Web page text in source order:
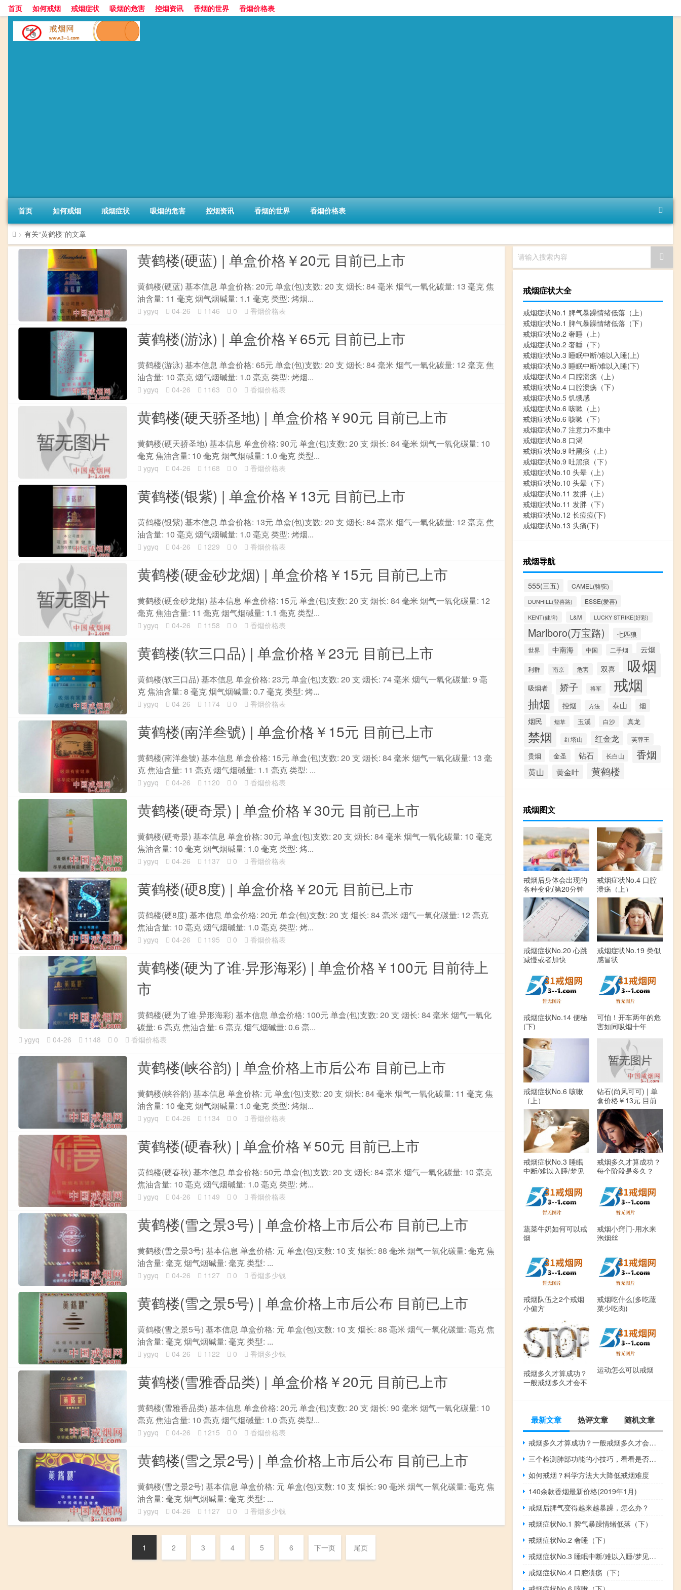
首页 如何戒烟 戒烟症状 吸烟的危害 控烟资讯 香烟的世界 香烟价格表
首页 如何戒烟 戒烟症状 吸烟的危害 控烟资讯 香烟的世界 香烟价格表
> 有关“黄鹤楼”的文章
黄鹤楼(硬蓝) | 单盒价格￥20元 目前已上市
黄鹤楼(硬蓝) 基本信息 单盒价格: 20元 单盒(包)支数: 20 支 烟长: 84 毫米 烟气一氧化碳量: 13 毫克 焦
油含量: 11 毫克 烟气烟碱量: 1.1 毫克 类型: 烤烟...
ygyq 04-26 1146 0 香烟价格表
黄鹤楼(游泳) | 单盒价格￥65元 目前已上市
黄鹤楼(游泳) 基本信息 单盒价格: 65元 单盒(包)支数: 20 支 烟长: 84 毫米 烟气一氧化碳量: 12 毫克 焦
油含量: 10 毫克 烟气烟碱量: 1.0 毫克 类型: 烤烟...
ygyq 04-26 1163 0 香烟价格表
黄鹤楼(硬天骄圣地) | 单盒价格￥90元 目前已上市
黄鹤楼(硬天骄圣地) 基本信息 单盒价格: 90元 单盒(包)支数: 20 支 烟长: 84 毫米 烟气一氧化碳量: 10
毫克 焦油含量: 10 毫克 烟气烟碱量: 1.0 毫克 类型...
ygyq 04-26 1168 0 香烟价格表
黄鹤楼(银紫) | 单盒价格￥13元 目前已上市
黄鹤楼(银紫) 基本信息 单盒价格: 13元 单盒(包)支数: 20 支 烟长: 84 毫米 烟气一氧化碳量: 12 毫克 焦
油含量: 10 毫克 烟气烟碱量: 1.0 毫克 类型: 烤烟...
ygyq 04-26 1229 0 香烟价格表
黄鹤楼(硬金砂龙烟) | 单盒价格￥15元 目前已上市
黄鹤楼(硬金砂龙烟) 基本信息 单盒价格: 15元 单盒(包)支数: 20 支 烟长: 84 毫米 烟气一氧化碳量: 12
毫克 焦油含量: 11 毫克 烟气烟碱量: 1.1 毫克 类型...
ygyq 04-26 1158 0 香烟价格表
黄鹤楼(软三口品) | 单盒价格￥23元 目前已上市
黄鹤楼(软三口品) 基本信息 单盒价格: 23元 单盒(包)支数: 20 支 烟长: 74 毫米 烟气一氧化碳量: 9 毫
克 焦油含量: 8 毫克 烟气烟碱量: 0.7 毫克 类型: 烤...
ygyq 04-26 1174 0 香烟价格表
黄鹤楼(南洋叁號) | 单盒价格￥15元 目前已上市
黄鹤楼(南洋叁號) 基本信息 单盒价格: 15元 单盒(包)支数: 20 支 烟长: 84 毫米 烟气一氧化碳量: 13 毫
克 焦油含量: 11 毫克 烟气烟碱量: 1.1 毫克 类型: ...
ygyq 04-26 1120 0 香烟价格表
黄鹤楼(硬奇景) | 单盒价格￥30元 目前已上市
黄鹤楼(硬奇景) 基本信息 单盒价格: 30元 单盒(包)支数: 20 支 烟长: 84 毫米 烟气一氧化碳量: 10 毫克
焦油含量: 10 毫克 烟气烟碱量: 1.0 毫克 类型: 烤...
ygyq 04-26 1137 0 香烟价格表
黄鹤楼(硬8度) | 单盒价格￥20元 目前已上市
黄鹤楼(硬8度) 基本信息 单盒价格: 20元 单盒(包)支数: 20 支 烟长: 84 毫米 烟气一氧化碳量: 12 毫克
焦油含量: 10 毫克 烟气烟碱量: 1.0 毫克 类型: 烤...
ygyq 04-26 1195 0 香烟价格表
黄鹤楼(硬为了谁·异形海彩) | 单盒价格￥100元 目前待上
市
黄鹤楼(硬为了谁·异形海彩) 基本信息 单盒价格: 100元 单盒(包)支数: 20 支 烟长: 84 毫米 烟气一氧化
碳量: 6 毫克 焦油含量: 6 毫克 烟气烟碱量: 0.6 毫...
ygyq 04-26 1148 0 香烟价格表
黄鹤楼(峡谷韵) | 单盒价格上市后公布 目前已上市
黄鹤楼(峡谷韵) 基本信息 单盒价格: 元 单盒(包)支数: 20 支 烟长: 84 毫米 烟气一氧化碳量: 11 毫克 焦
油含量: 10 毫克 烟气烟碱量: 1.0 毫克 类型: 烤烟...
ygyq 04-26 1134 0 香烟价格表
黄鹤楼(硬春秋) | 单盒价格￥50元 目前已上市
黄鹤楼(硬春秋) 基本信息 单盒价格: 50元 单盒(包)支数: 20 支 烟长: 84 毫米 烟气一氧化碳量: 10 毫克
焦油含量: 10 毫克 烟气烟碱量: 1.0 毫克 类型: 烤...
ygyq 04-26 1149 0 香烟价格表
黄鹤楼(雪之景3号) | 单盒价格上市后公布 目前已上市
黄鹤楼(雪之景3号) 基本信息 单盒价格: 元 单盒(包)支数: 10 支 烟长: 88 毫米 烟气一氧化碳量: 毫克 焦
油含量: 毫克 烟气烟碱量: 毫克 类型: ...
ygyq 04-26 1127 0 香烟多少钱
黄鹤楼(雪之景5号) | 单盒价格上市后公布 目前已上市
黄鹤楼(雪之景5号) 基本信息 单盒价格: 元 单盒(包)支数: 10 支 烟长: 88 毫米 烟气一氧化碳量: 毫克 焦
油含量: 毫克 烟气烟碱量: 毫克 类型: ...
ygyq 04-26 1122 0 香烟多少钱
黄鹤楼(雪雅香品类) | 单盒价格￥20元 目前已上市
黄鹤楼(雪雅香品类) 基本信息 单盒价格: 20元 单盒(包)支数: 20 支 烟长: 90 毫米 烟气一氧化碳量: 10
毫克 焦油含量: 10 毫克 烟气烟碱量: 1.0 毫克 类型...
ygyq 04-26 1215 0 香烟价格表
黄鹤楼(雪之景2号) | 单盒价格上市后公布 目前已上市
黄鹤楼(雪之景2号) 基本信息 单盒价格: 元 单盒(包)支数: 10 支 烟长: 90 毫米 烟气一氧化碳量: 毫克 焦
油含量: 毫克 烟气烟碱量: 毫克 类型: ...
ygyq 04-26 1127 0 香烟多少钱
1 2 3 4 5 6 下一页 尾页
请输入搜索内容
戒烟症状大全
戒烟症状No.1 脾气暴躁情绪低落（上）
戒烟症状No.1 脾气暴躁情绪低落（下）
戒烟症状No.2 奢睡（上）
戒烟症状No.2 奢睡（下）
戒烟症状No.3 睡眠中断/难以入睡(上)
戒烟症状No.3 睡眠中断/难以入睡(下)
戒烟症状No.4 口腔溃疡（上）
戒烟症状No.4 口腔溃疡（下）
戒烟症状No.5 饥饿感
戒烟症状No.6 咳嗽（上）
戒烟症状No.6 咳嗽（下）
戒烟症状No.7 注意力不集中
戒烟症状No.8 口渴
戒烟症状No.9 吐黑痰（上）
戒烟症状No.9 吐黑痰（下）
戒烟症状No.10 头晕（上）
戒烟症状No.10 头晕（下）
戒烟症状No.11 发胖（上）
戒烟症状No.11 发胖（下）
戒烟症状No.12 长痘痘(下)
戒烟症状No.13 头痛(下)
戒烟导航
555(三五) CAMEL(骆驼)
DUNHILL(登喜路) ESSE(爱喜)
KENT(健牌) L&M LUCKY STRIKE(好彩)
Marlboro(万宝路) 七匹狼
世界 中南海 中国 二手烟 云烟
利群 南京 危害 双喜 吸烟
吸烟者 娇子 将军 戒烟
抽烟 控烟 方法 泰山 烟
烟民 烟草 玉溪 白沙 真龙
禁烟 红塔山 红金龙 芙蓉王
贵烟 金圣 钻石 长白山 香烟
黄山 黄金叶 黄鹤楼
戒烟图文
戒烟后身体会出现的
各种变化(第20分钟
开始)
戒烟症状No.4 口腔
溃疡（上）
戒烟症状No.20 心跳
减慢或者加快
戒烟症状No.19 类似
感冒状
戒烟症状No.14 便秘
(下)
可怕！开车两年的危
害如同吸烟十年
戒烟症状No.6 咳嗽
（上）
钻石(尚风可可) | 单
盒价格￥13元 目前
已上市
戒烟症状No.3 睡眠
中断/难以入睡/梦见
戒烟多久才算成功？
每个阶段是多久？
蔬菜牛奶如何可以戒
烟
戒烟小窍门-用水来
泡烟丝
戒烟队伍之2个戒烟
小偏方
戒烟吃什么(多吃蔬
菜少吃肉)
戒烟多久才算成功？
一般戒烟多久才会不
运动怎么可以戒烟
最新文章 热评文章 随机文章
戒烟多久才算成功？一般戒烟多久才会不想抽了？
三个检测肺部功能的小技巧，看看是否需要戒烟了
如何戒烟？科学方法大大降低戒烟难度
140余款香烟最新价格(2019年1月)
戒烟后脾气变得越来越暴躁，怎么办？
戒烟症状No.1 脾气暴躁情绪低落（下）
戒烟症状No.2 奢睡（下）
戒烟症状No.3 睡眠中断/难以入睡/梦见吸烟(下)
戒烟症状No.4 口腔溃疡（下）